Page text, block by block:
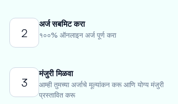
2
अर्ज सबमिट करा
१००% ऑनलाइन अर्ज पूर्ण करा
3
मंजुरी मिळवा
आम्ही तुमच्या अर्जाचे मूल्यांकन करू आणि योग्य मंजुरी
प्रस्तावित करू